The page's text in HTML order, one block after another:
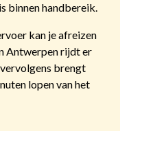
binnen handbereik.
kan je afreizen
Antwerpen rijdt er
brengt
lopen van het